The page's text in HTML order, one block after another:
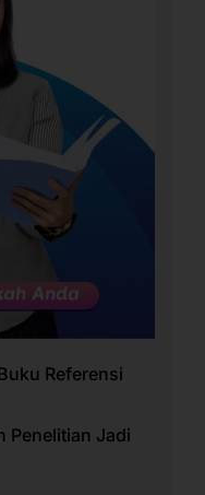
Referensi
Penelitian Jadi